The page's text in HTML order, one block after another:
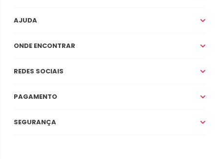
AJUDA
ONDE ENCONTRAR
REDES SOCIAIS
PAGAMENTO
SEGURANÇA